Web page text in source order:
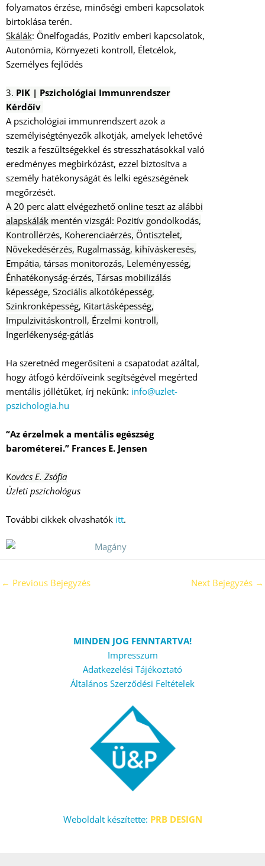
folyamatos érzése, minőségi emberi kapcsolatok
birtoklása terén.
Skálák: Önelfogadás, Pozitív emberi kapcsolatok,
Autonómia, Környezeti kontroll, Életcélok,
Személyes fejlődés
3. PIK | Pszichológiai Immunrendszer
Kérdőív
A pszichológiai immunrendszert azok a
személyiségtényezők alkotják, amelyek lehetővé
teszik a feszültségekkel és stresszhatásokkal való
eredményes megbirkózást, ezzel biztosítva a
személy hatékonyságát és lelki egészségének
megőrzését.
A 20 perc alatt elvégezhető online teszt az alábbi
alapskálák mentén vizsgál: Pozitív gondolkodás,
Kontrollérzés, Koherenciaérzés, Öntisztelet,
Növekedésérzés, Rugalmasság, kihíváskeresés,
Empátia, társas monitorozás, Leleményesség,
Énhatékonyság-érzés, Társas mobilizálás
képessége, Szociális alkotóképesség,
Szinkronképesség, Kitartásképesség,
Impulzivitáskontroll, Érzelmi kontroll,
Ingerlékenység-gátlás
Ha szeretnéd megerősíteni a csapatodat azáltal,
hogy átfogó kérdőíveink segítségével megérted
mentális jóllétüket, írj nekünk: info@uzlet-
pszichologia.hu
“Az érzelmek a mentális egészség
barométerei.” Frances E. Jensen
Kovács E. Zsófia
Üzleti pszichológus
További cikkek olvashatók itt.
← Previous Bejegyzés Next Bejegyzés →
MINDEN JOG FENNTARTVA!
Impresszum
Adatkezelési Tájékoztató
Általános Szerződési Feltételek
Weboldalt készítette: PRB DESIGN